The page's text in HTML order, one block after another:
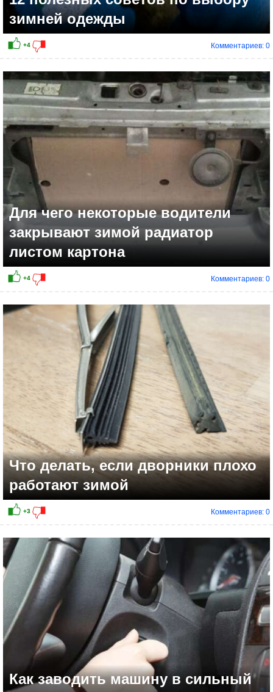
зимней одежды
Комментариев: 0
Для чего некоторые водители
закрывают зимой радиатор
листом картона
Комментариев: 0
Что делать, если дворники плохо
работают зимой
Комментариев: 0
Как заводить машину в сильный